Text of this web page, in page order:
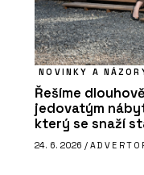
NOVINKY A
Řešíme
jedovatým
který se snaží
24. 6. 2026 /